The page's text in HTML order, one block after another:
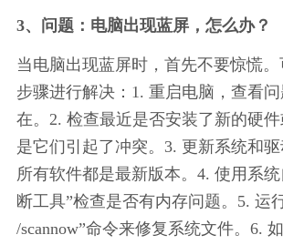
3、问题：电脑出现蓝屏，怎么办？
当电脑出现蓝屏时，首先不要惊慌
步骤进行解决：1. 重启电脑，查看
在。2. 检查最近是否安装了新的硬
是它们引起了冲突。3. 更新系统和
所有软件都是最新版本。4. 使用系
断工具”检查是否有内存问题。5. 运
/scannow”命令来修复系统文件。6.